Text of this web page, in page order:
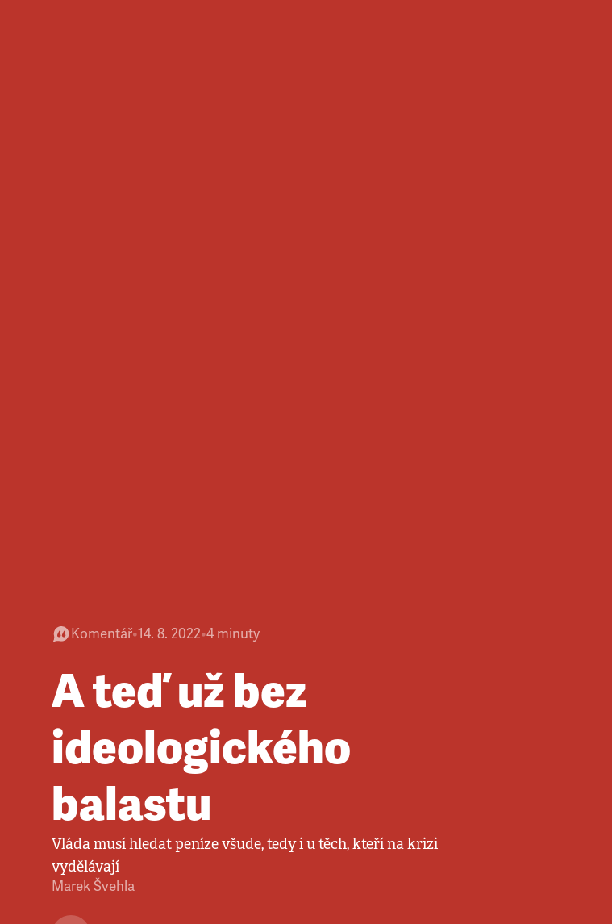
Komentář•14. 8. 2022•4 minuty
A teď už bez
ideologického
balastu
Vláda musí hledat peníze všude, tedy i u těch, kteří na krizi
vydělávají
Marek Švehla